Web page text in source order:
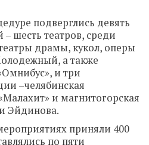
подверглись девять
шесть театров, среди
драмы, кукол, оперы
а также
и три
–челябинская
и магнитогорская
Эйдинова.
приняли 400
по пяти